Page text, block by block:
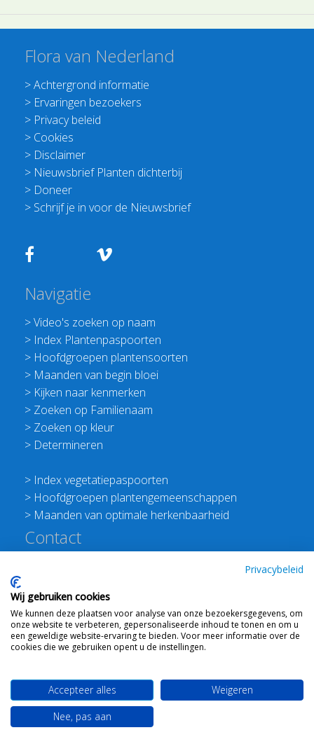
Flora van Nederland
>Achtergrond informatie
> Ervaringen bezoekers
> Privacy beleid
> Cookies
> Disclaimer
> Nieuwsbrief Planten dichterbij
> Doneer
> Schrijf je in voor de Nieuwsbrief
Navigatie
>Video's zoeken op naam
> Index Plantenpaspoorten
> Hoofdgroepen plantensoorten
> Maanden van begin bloei
> Kijken naar kenmerken
> Zoeken op Familienaam
> Zoeken op kleur
> Determineren
> Index vegetatiepaspoorten
> Hoofdgroepen plantengemeenschappen
> Maanden van optimale herkenbaarheid
Contact
E:info@floravannederland.nl
Plein 1992 70F 6221JP Maastricht
T: 06 41237586
KVK: 76114821 btw: NL860512289B01
WebdesignTon Haexvoor © 2008 - 2026 Flora van
Nederland-Mail ons
Privacybeleid
Wij gebruiken cookies
We kunnen deze plaatsen voor analyse van onze bezoekersgegevens, om
onze website te verbeteren, gepersonaliseerde inhoud te tonen en om u
een geweldige website-ervaring te bieden. Voor meer informatie over de
cookies die we gebruiken opent u de instellingen.
Accepteer alles
Weigeren
Nee, pas aan